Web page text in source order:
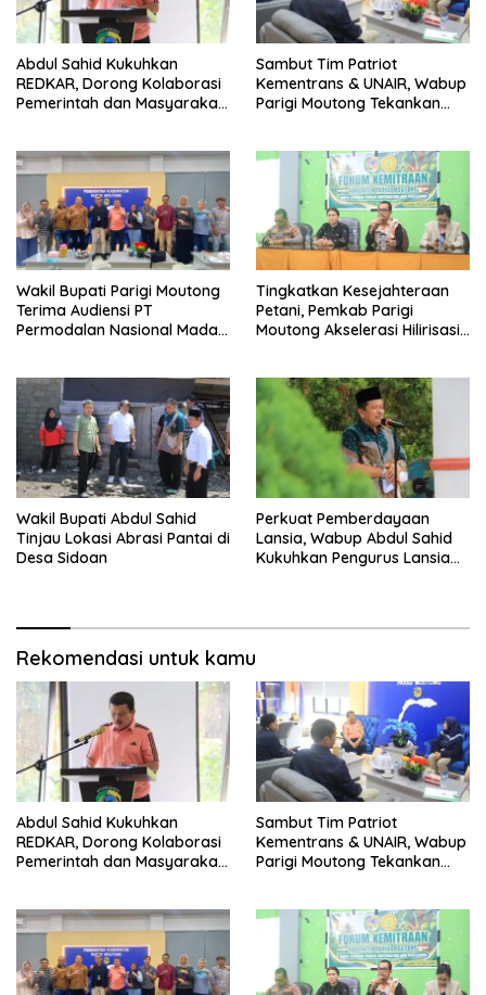
Abdul Sahid Kukuhkan
REDKAR, Dorong Kolaborasi
Pemerintah dan Masyarakat
Sambut Tim Patriot
Kementrans & UNAIR, Wabup
Parigi Moutong Tekankan
Daerah
Wakil Bupati Parigi Moutong
Terima Audiensi PT
Permodalan Nasional Madani
Tingkatkan Kesejahteraan
Petani, Pemkab Parigi
Moutong Akselerasi Hilirisasi
Wakil Bupati Abdul Sahid
Tinjau Lokasi Abrasi Pantai di
Desa Sidoan
Perkuat Pemberdayaan
Lansia, Wabup Abdul Sahid
Kukuhkan Pengurus Lansia
Rekomendasi untuk kamu
Abdul Sahid Kukuhkan
REDKAR, Dorong Kolaborasi
Pemerintah dan Masyarakat
Sambut Tim Patriot
Kementrans & UNAIR, Wabup
Parigi Moutong Tekankan
Daerah